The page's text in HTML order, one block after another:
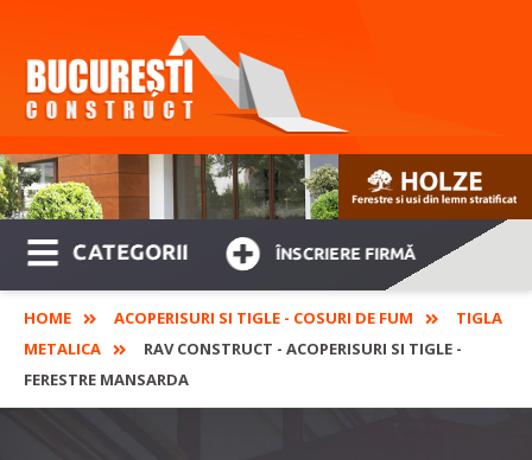
CATEGORII ÎNSCRIERE FIRMĂ
HOME ACOPERISURI SI TIGLE - COSURI DE FUM
TIGLA
METALICA
RAV CONSTRUCT - ACOPERISURI SI TIGLE -
FERESTRE MANSARDA